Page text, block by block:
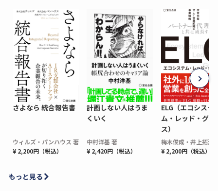
さよなら 統合報告書
ウィルズ・パンハウス 著
¥ 2,200円（税込）
計画しない人はうま
くいく
中村洋基 著
¥ 2,420円（税込）
ELG（エコシステ
ム・レッド・グロ
ス）
梅木俊成・井上拓海
¥ 2,200円（税込）
もっと見る